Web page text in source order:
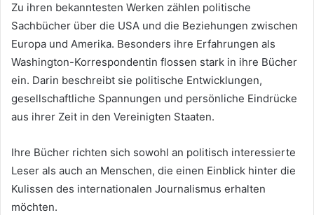
Zu ihren bekanntesten Werken zählen politische
Sachbücher über die USA und die Beziehungen zwischen
Europa und Amerika. Besonders ihre Erfahrungen als
Washington-Korrespondentin flossen stark in ihre Bücher
ein. Darin beschreibt sie politische Entwicklungen,
gesellschaftliche Spannungen und persönliche Eindrücke
aus ihrer Zeit in den Vereinigten Staaten.
Ihre Bücher richten sich sowohl an politisch interessierte
Leser als auch an Menschen, die einen Einblick hinter die
Kulissen des internationalen Journalismus erhalten
möchten.